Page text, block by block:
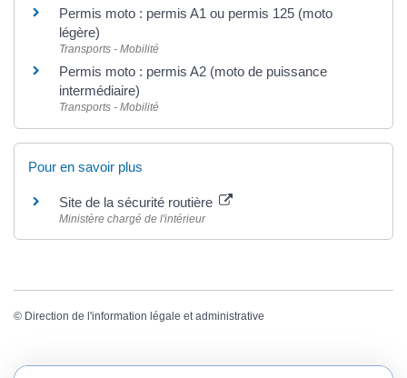
Permis moto : permis A1 ou permis 125 (moto
légère)
Transports - Mobilité
Permis moto : permis A2 (moto de puissance
intermédiaire)
Transports - Mobilité
Pour en savoir plus
Site de la sécurité routière
Ministère chargé de l'intérieur
© Direction de l'information légale et administrative